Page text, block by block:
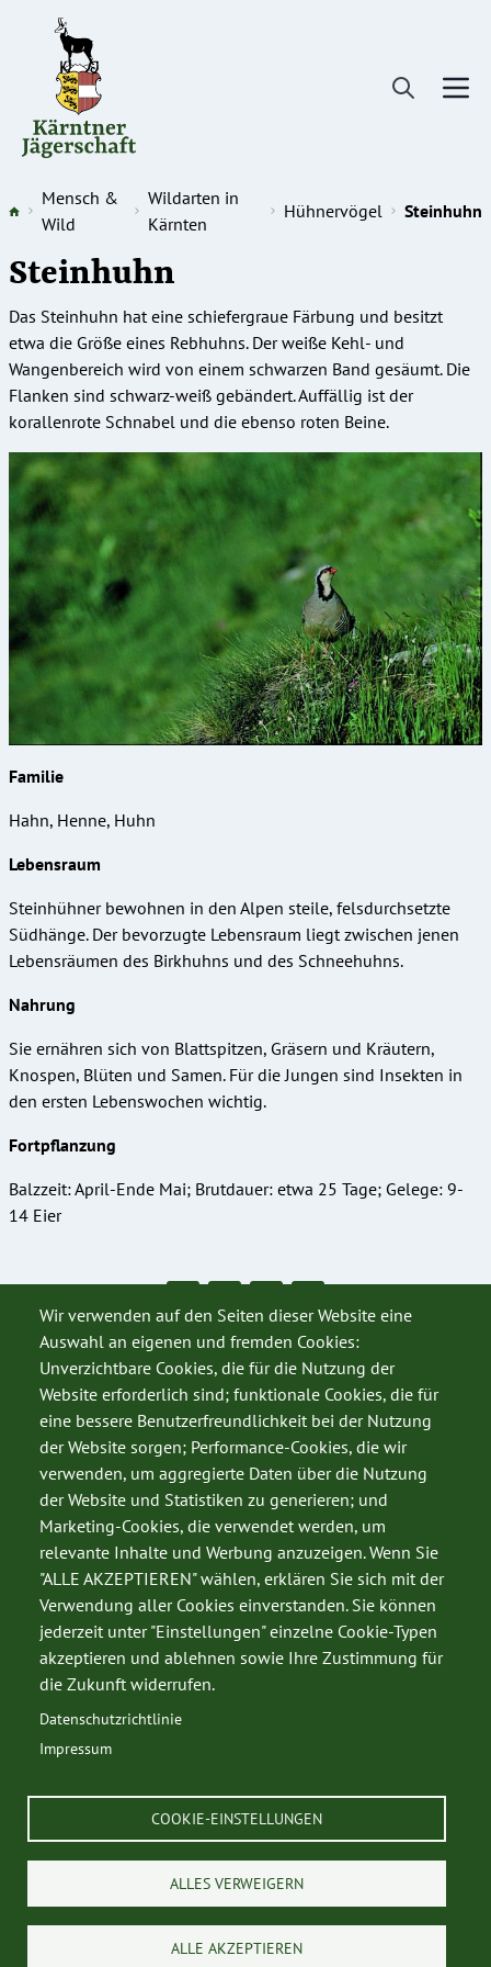
Mensch &
Wild
Wildarten in
Kärnten
Hühnervögel Steinhuhn
Steinhuhn
Das Steinhuhn hat eine schiefergraue Färbung und besitzt
etwa die Größe eines Rebhuhns. Der weiße Kehl- und
Wangenbereich wird von einem schwarzen Band gesäumt. Die
Flanken sind schwarz-weiß gebändert. Auffällig ist der
korallenrote Schnabel und die ebenso roten Beine.
Familie
Hahn, Henne, Huhn
Lebensraum
Steinhühner bewohnen in den Alpen steile, felsdurchsetzte
Südhänge. Der bevorzugte Lebensraum liegt zwischen jenen
Lebensräumen des Birkhuhns und des Schneehuhns.
Nahrung
Sie ernähren sich von Blattspitzen, Gräsern und Kräutern,
Knospen, Blüten und Samen. Für die Jungen sind Insekten in
den ersten Lebenswochen wichtig.
Fortpflanzung
Balzzeit: April-Ende Mai; Brutdauer: etwa 25 Tage; Gelege: 9-
14 Eier
Wir verwenden auf den Seiten dieser Website eine
Auswahl an eigenen und fremden Cookies:
Unverzichtbare Cookies, die für die Nutzung der
Website erforderlich sind; funktionale Cookies, die für
eine bessere Benutzerfreundlichkeit bei der Nutzung
der Website sorgen; Performance-Cookies, die wir
verwenden, um aggregierte Daten über die Nutzung
der Website und Statistiken zu generieren; und
Marketing-Cookies, die verwendet werden, um
relevante Inhalte und Werbung anzuzeigen. Wenn Sie
"ALLE AKZEPTIEREN" wählen, erklären Sie sich mit der
Verwendung aller Cookies einverstanden. Sie können
jederzeit unter "Einstellungen" einzelne Cookie-Typen
akzeptieren und ablehnen sowie Ihre Zustimmung für
die Zukunft widerrufen.
Datenschutzrichtlinie
Impressum
COOKIE-EINSTELLUNGEN
ALLES VERWEIGERN
ALLE AKZEPTIEREN
SERVICE
Datenschutz
Kontakt
© 2026 Kärntner Jägerschaft